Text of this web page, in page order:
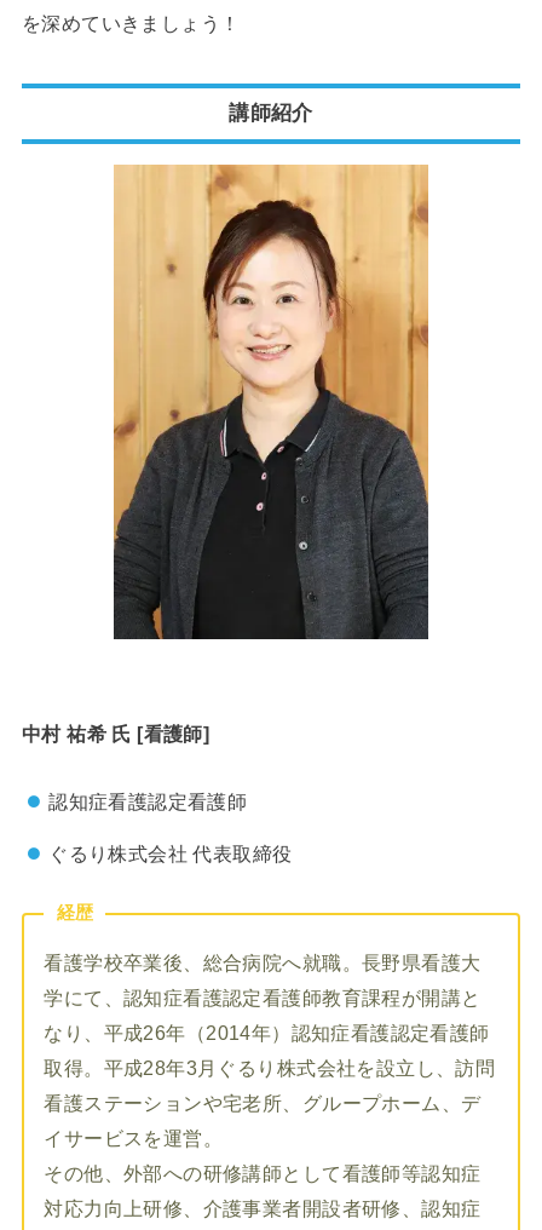
を深めていきましょう！
講師紹介
中村 祐希 氏 [看護師]
認知症看護認定看護師
ぐるり株式会社 代表取締役
経歴
看護学校卒業後、総合病院へ就職。長野県看護大
学にて、認知症看護認定看護師教育課程が開講と
なり、 平成26年（2014年）認知症看護認定看護師
取得。平成28年3月ぐるり株式会社を設立し、訪問
看護ステーションや宅老所、グループホーム、デ
イサービスを運営。
その他、外部への研修講師として看護師等認知症
対応力向上研修、介護事業者開設者研修、認知症